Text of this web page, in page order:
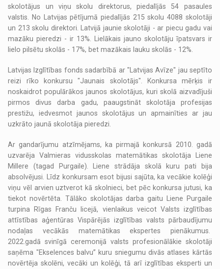
skolotājus un viņu skolu direktorus, piedalījās 54 pasaules
valstis. No Latvijas pētījumā piedalījās 215 skolu 4088 skolotāji
un 213 skolu direktori. Latvijā jaunie skolotāji - ar piecu gadu vai
mazāku pieredzi - ir 13%. Lielākais jauno skolotāju īpatsvars ir
lielo pilsētu skolās - 17%, bet mazākais lauku skolās - 12%.
Latvijas Izglītības fonds sadarbībā ar "Latvijas Avīze" jau septīto
reizi rīko konkursu "Jaunais skolotājs". Konkursa mērķis ir
noskaidrot populārākos jaunos skolotājus, kuri skolā aizvadījuši
pirmos divus darba gadu, paaugstināt skolotāja profesijas
prestižu, iedvesmot jaunos skolotājus un apmainīties ar jau
uzkrāto jaunā skolotāja pieredzi.
Ar gandarījumu atzīmējams, ka pirmajā konkursā 2010. gadā
uzvarēja Valmieras vidusskolas matemātikas skolotāja Liene
Millere (tagad Purgaile). Liene strādāja skolā kuru pati bija
absolvējusi. Līdz konkursam esot bijusi sajūta, ka vecākie kolēģi
viņu vēl arvien uztverot kā skolnieci, bet pēc konkursa jutusi, ka
tiekot novērtēta. Tālāko skolotājas darba gaitu Liene Purgaile
turpina Rīgas Franču licejā, vienlaikus veicot Valsts izglītības
attīstības aģentūras Vispārējās izglītības valsts pārbaudījumu
nodaļas vecākās matemātikas ekspertes pienākumus.
2022.gadā svinīgā ceremonijā valsts profesionālākie skolotāji
saņēma "Ekselences balvu” kuru sniegumu divās atlases kārtās
novērtēja skolēni, vecāki un kolēģi, tā arī izglītības eksperti un